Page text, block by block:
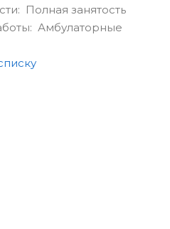
Полная занятость
Амбулаторные